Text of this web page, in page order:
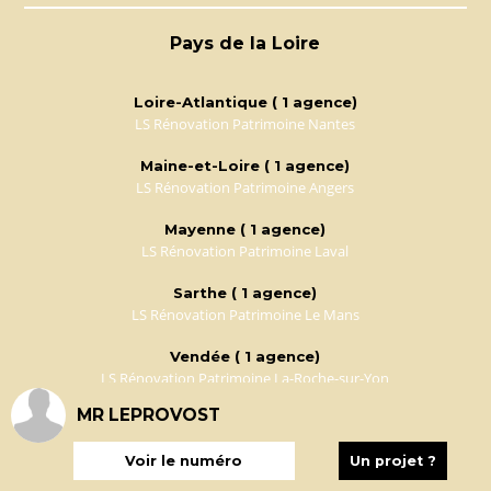
MR LEPROVOST
Voir le numéro Un projet ?
Pays de la Loire
Loire-Atlantique ( 1 agence)
LS Rénovation Patrimoine Nantes
Maine-et-Loire ( 1 agence)
LS Rénovation Patrimoine Angers
Mayenne ( 1 agence)
LS Rénovation Patrimoine Laval
Sarthe ( 1 agence)
LS Rénovation Patrimoine Le Mans
Vendée ( 1 agence)
LS Rénovation Patrimoine La-Roche-sur-Yon
Picardie